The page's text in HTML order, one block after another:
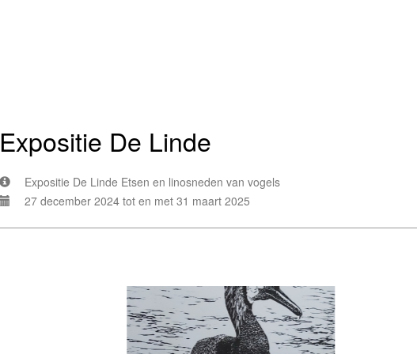
Expositie De Linde
Expositie De Linde Etsen en linosneden van vogels
27 december 2024 tot en met 31 maart 2025